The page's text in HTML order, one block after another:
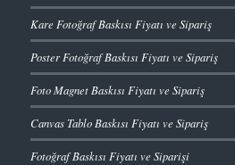
Kare Fotoğraf Baskısı Fiyatı ve Sipariş
Poster Fotoğraf Baskısı Fiyatı ve Sipariş
Foto Magnet Baskısı Fiyatı ve Sipariş
Canvas Tablo Baskısı Fiyatı ve Sipariş
Fotoğraf Baskısı Fiyatı ve Siparişi